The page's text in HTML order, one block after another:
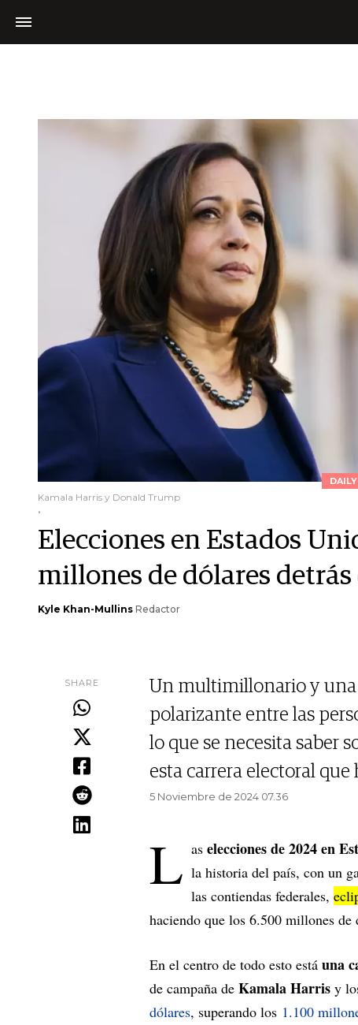
Kamala Harris y Donald Trump
.
Elecciones en Estados
millones de dólares
Kyle Khan-Mullins Redactor
SHARE
Un multimillonario y
polarizante entre las
lo que se necesita saber
esta carrera electoral que
5 Noviembre de 2024 07.36
L as elecciones de 2024 en
la historia del país, con un
las contiendas federales,
haciendo que los 6.500 millones de
En el centro de todo esto está una
de campaña de Kamala Harris y
dólares, superando los 1.100